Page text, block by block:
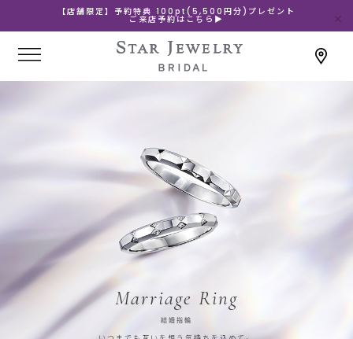
【店舗限定】予約特典 100pt(5,500円分)プレゼント
ご来店予約はこちら▶
Marriage Ring
結婚指輪